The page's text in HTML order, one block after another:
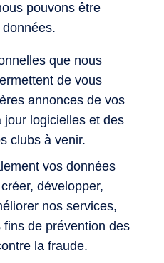
pouvons être
que nous
de vous
annonces de vos
jour logicielles et des
clubs à venir.
vos données
développer,
nos services,
de prévention des
la fraude.